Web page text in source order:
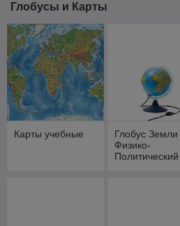
Глобусы и Карты
Карты учебные
Глобус Земли
Физико-
Политический